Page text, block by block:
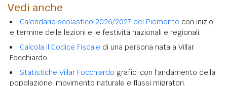
Vedi anche
Calendario scolastico 2026/2027 del Piemonte con inizio
e termine delle lezioni e le festività nazionali e regionali.
Calcola il Codice Fiscale di una persona nata a Villar
Focchiardo.
Statistiche Villar Focchiardo grafici con l'andamento della
popolazione, movimento naturale e flussi migratori.